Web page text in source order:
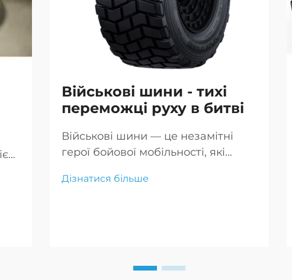
Військові шини - тихі
переможці руху в битві
Військові шини — це незамітні
герої бойової мобільності, які
транспорту по складних теренах
Дізнатися більше